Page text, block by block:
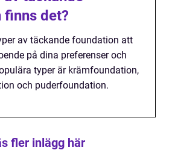
det?
av täckande foundation att
på dina preferenser och
typer är krämfoundation,
och puderfoundation.
fler inlägg här